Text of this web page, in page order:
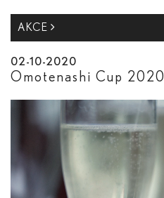
AKCE
02-10-2020
Omotenashi Cup 2020
Datum ukončení
Hledat